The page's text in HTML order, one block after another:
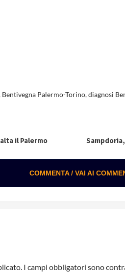
Bentivegna Palermo-Torino,diagnosi
il Palermo
COMMENTA / VAI AI
I campi obbligatori sono